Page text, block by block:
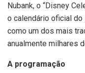
Nubank, o “Disney
o calendário oficial do
como um dos mais
anualmente milhares
A programação